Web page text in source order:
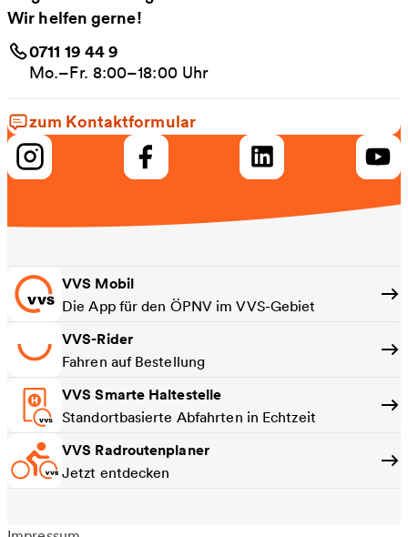
Wir helfen gerne!
0711 19 44 9
Mo.–Fr. 8:00–18:00 Uhr
zum Kontaktformular
VVS Mobil
Die App für den ÖPNV im VVS-Gebiet
VVS-Rider
Fahren auf Bestellung
VVS Smarte Haltestelle
Standortbasierte Abfahrten in Echtzeit
VVS Radroutenplaner
Jetzt entdecken